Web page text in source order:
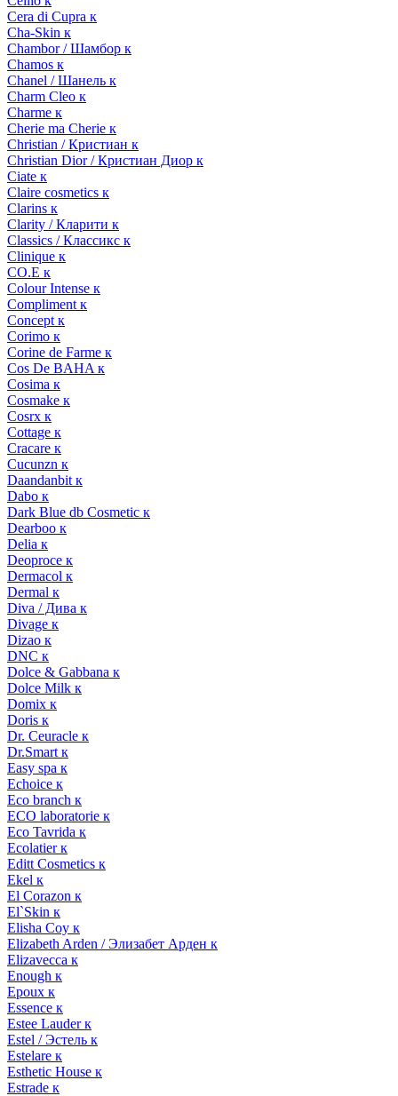
Cera di Cupra к
Cha-Skin к
Chambor / Шамбор к
Chamos к
Chanel / Шанель к
Charm Cleo к
Charme к
Cherie ma Cherie к
Christian / Кристиан к
Christian Dior / Кристиан Диор к
Ciate к
Claire cosmetics к
Clarins к
Clarity / Кларити к
Classics / Классикс к
Clinique к
CO.E к
Colour Intense к
Compliment к
Concept к
Corimo к
Corine de Farme к
Cos De BAHA к
Cosima к
Cosmake к
Cosrx к
Cottage к
Cracare к
Cucunzn к
Daandanbit к
Dabo к
Dark Blue db Cosmetic к
Dearboo к
Delia к
Deoproce к
Dermacol к
Dermal к
Diva / Дива к
Divage к
Dizao к
DNC к
Dolce & Gabbana к
Dolce Milk к
Domix к
Doris к
Dr. Ceuracle к
Dr.Smart к
Easy spa к
Echoice к
Eco branch к
ECO laboratorie к
Eco Tavrida к
Ecolatier к
Editt Cosmetics к
Ekel к
El Corazon к
El`Skin к
Elisha Coy к
Elizabeth Arden / Элизабет Арден к
Elizavecca к
Enough к
Epoux к
Essence к
Estee Lauder к
Estel / Эстель к
Estelare к
Esthetic House к
Estrade к